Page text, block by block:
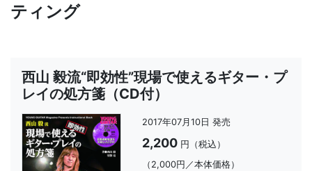
ティング
西山 毅流“即効性”現場で使えるギター・プ
レイの処方箋（CD付）
2017年07月10日 発売
2,200 円（税込）
（2,000円／本体価格）